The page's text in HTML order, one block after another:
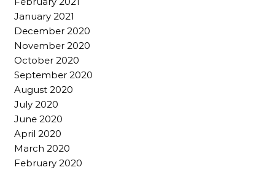
January 2021
December 2020
November 2020
October 2020
September 2020
August 2020
July 2020
June 2020
April 2020
March 2020
February 2020